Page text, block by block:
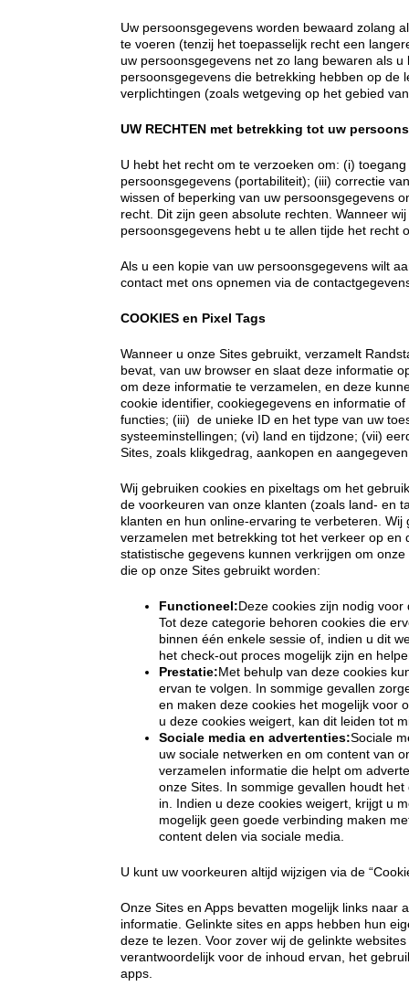
Uw persoonsgegevens worden bewaard zolang
te voeren (tenzij het toepasselijk recht een
uw persoonsgegevens net zo lang bewaren als
persoonsgegevens die betrekking hebben op de
verplichtingen (zoals wetgeving op het gebied
UW RECHTEN met betrekking tot uw
U hebt het recht om te verzoeken om: (i)
persoonsgegevens (portabiliteit); (iii) correctie
wissen of beperking van uw persoonsgegevens
recht. Dit zijn geen absolute rechten. Wanneer
persoonsgegevens hebt u te allen tijde het recht
Als u een kopie van uw persoonsgegevens wilt
contact met ons opnemen via de
COOKIES en Pixel Tags
Wanneer u onze Sites gebruikt, verzamelt
bevat, van uw browser en slaat deze informatie
om deze informatie te verzamelen, en deze
cookie identifier, cookiegegevens en informatie
functies; (iii) de unieke ID en het type van uw
systeeminstellingen; (vi) land en tijdzone; (vii)
Sites, zoals klikgedrag, aankopen en
Wij gebruiken cookies en pixeltags om het
de voorkeuren van onze klanten (zoals land- en
klanten en hun online-ervaring te verbeteren.
verzamelen met betrekking tot het verkeer op
statistische gegevens kunnen verkrijgen om
die op onze Sites gebruikt worden:
Functioneel:Deze cookies zijn nodig
Tot deze categorie behoren cookies die
binnen één enkele sessie of, indien u dit
het check-out proces mogelijk zijn en
Prestatie:Met behulp van deze cookies
ervan te volgen. In sommige gevallen
en maken deze cookies het mogelijk voor
u deze cookies weigert, kan dit leiden tot
Sociale media en advertenties:Sociale
uw sociale netwerken en om content van
verzamelen informatie die helpt om
onze Sites. In sommige gevallen houdt
in. Indien u deze cookies weigert, krijgt u
mogelijk geen goede verbinding maken
content delen via sociale media.
U kunt uw voorkeuren altijd wijzigen via de
Onze Sites en Apps bevatten mogelijk links naar
informatie. Gelinkte sites en apps hebben hun
deze te lezen. Voor zover wij de gelinkte
verantwoordelijk voor de inhoud ervan, het
apps.